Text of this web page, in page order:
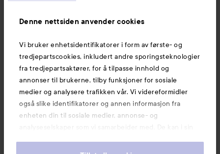
Denne nettsiden anvender cookies
Vi bruker enhetsidentifikatorer i form av første- og
tredjepartscookies, inkludert andre sporingsteknologier
fra tredjepartsaktører, for å tilpasse innhold og
annonser til brukerne, tilby funksjoner for sosiale
medier og analysere trafikken vår. Vi videreformidler
også slike identifikatorer og annen informasjon fra
enheten din til sosiale medier, annonse- og
analyseselskaper som vi samarbeider med. De kan i sin
informasjon som du har oppgitt eller som de har samlet
Informasjon
Også av interesse